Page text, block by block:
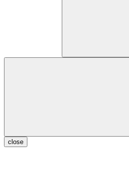
close